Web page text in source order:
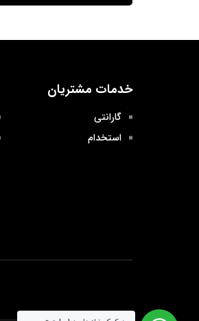
خدمات مشتریان
گارانتی
استخدام